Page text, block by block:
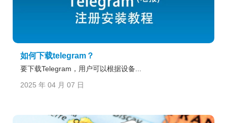
如何下载telegram？
要下载Telegram，用户可以根据设备...
2025 年 04 月 07 日